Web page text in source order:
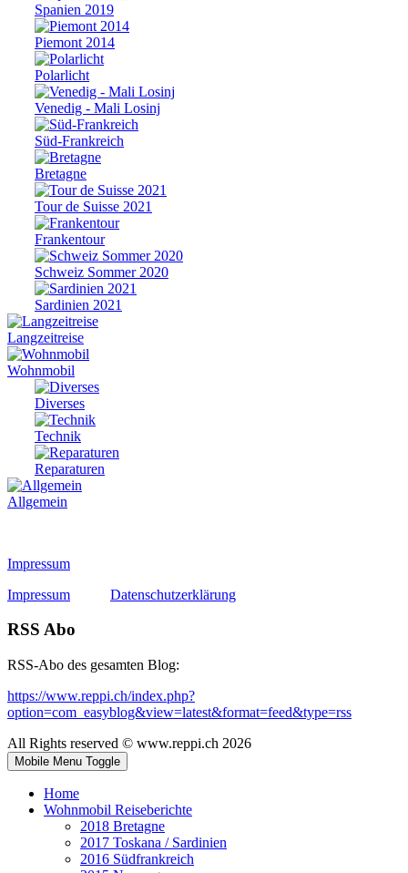
Spanien 2019
Piemont 2014
Polarlicht
Venedig - Mali Losinj
Süd-Frankreich
Bretagne
Tour de Suisse 2021
Frankentour
Schweiz Sommer 2020
Sardinien 2021
Langzeitreise
Wohnmobil
Diverses
Technik
Reparaturen
Allgemein
Impressum
Impressum
Datenschutzerklärung
RSS Abo
RSS-Abo des gesamten Blog:
https://www.reppi.ch/index.php?
option=com_easyblog&view=latest&format=feed&type=rss
All Rights reserved © www.reppi.ch 2026
Mobile Menu Toggle
Home
Wohnmobil Reiseberichte
2018 Bretagne
2017 Toskana / Sardinien
2016 Südfrankreich